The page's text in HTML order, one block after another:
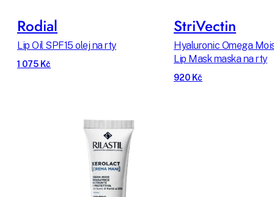
Rodial
Lip Oil SPF15 olej na rty
1 075 Kč
StriVectin
Hyaluronic Omega
Lip Mask maska na rty
920 Kč